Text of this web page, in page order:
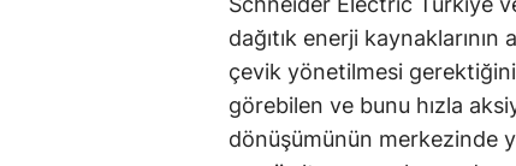
dağıtık enerji
çevik yönetilmesi gerektiğini
görebilen ve bunu hızla
dönüşümünün merkezinde